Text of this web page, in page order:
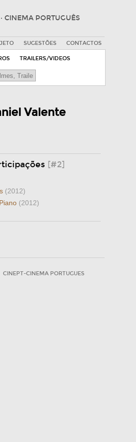
· CINEMA PORTUGUÊS
SUGESTÕES CONTACTOS
TRAILERS/VIDEOS
Valente
[#2]
(2012)
(2012)
CINEPT-CINEMA PORTUGUES